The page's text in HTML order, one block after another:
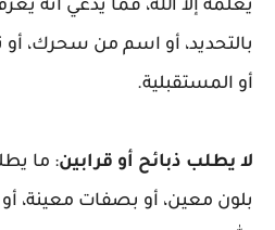
يعلمه إلا الله، فما يدعي
بالتحديد، أو اسم من سحرك،
أو المستقبلية.
لا يطلب ذبائح أو قرابين: ما
بلون معين، أو بصفات معينة،